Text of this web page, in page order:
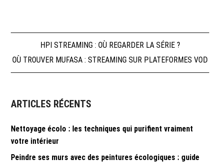
Navigation
de
l’article
HPI STREAMING : OÙ REGARDER LA SÉRIE ?
OÙ TROUVER MUFASA : STREAMING SUR PLATEFORMES VOD
ARTICLES RÉCENTS
Nettoyage écolo : les techniques qui purifient vraiment
votre intérieur
Peindre ses murs avec des peintures écologiques : guide